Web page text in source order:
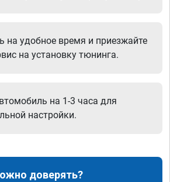
на удобное время и приезжайте
на установку тюнинга.
на 1-3 часа для
настройки.
доверять?